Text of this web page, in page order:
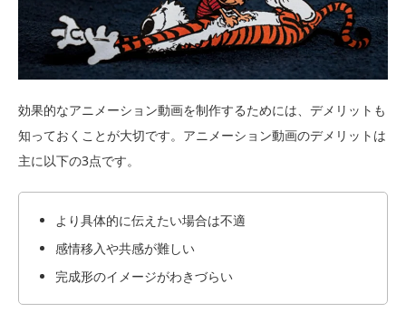
効果的なアニメーション動画を制作するためには、デメリットも
知っておくことが大切です。アニメーション動画のデメリットは
主に以下の3点です。
より具体的に伝えたい場合は不適
感情移入や共感が難しい
完成形のイメージがわきづらい